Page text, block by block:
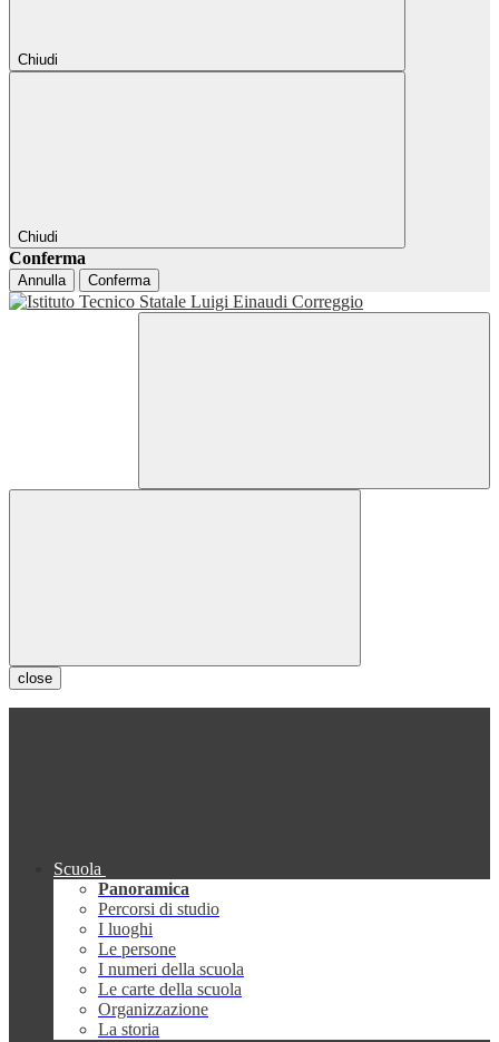
Chiudi
Chiudi
Conferma
Annulla Conferma
close
Scuola
Panoramica
Percorsi di studio
I luoghi
Le persone
I numeri della scuola
Le carte della scuola
Organizzazione
La storia